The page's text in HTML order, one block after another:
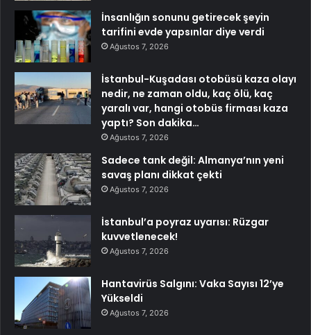
İnsanlığın sonunu getirecek şeyin
tarifini evde yapsınlar diye verdi
Ağustos 7, 2026
İstanbul-Kuşadası otobüsü kaza olayı
nedir, ne zaman oldu, kaç ölü, kaç
yaralı var, hangi otobüs firması kaza
yaptı? Son dakika…
Ağustos 7, 2026
Sadece tank değil: Almanya’nın yeni
savaş planı dikkat çekti
Ağustos 7, 2026
İstanbul’a poyraz uyarısı: Rüzgar
kuvvetlenecek!
Ağustos 7, 2026
Hantavirüs Salgını: Vaka Sayısı 12’ye
Yükseldi
Ağustos 7, 2026